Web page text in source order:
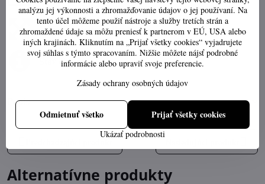
Výber správnej veľkosti
Stav objednávky
Popis
Alternatívne produkty
analýzu jej výkonnosti a zhromažďovanie údajov o jej používaní. Na
tento účel môžeme použiť nástroje a služby tretích strán a
zhromaždené údaje sa môžu preniesť k partnerom v EÚ, USA alebo
iných krajinách. Kliknutím na „Prijať všetky cookies“ vyjadrujete
svoj súhlas s týmto spracovaním. Nižšie môžete nájsť podrobné
informácie alebo upraviť svoje preferencie.
Zásady ochrany osobných údajov
Ukázať podrobnosti
Prijať všetky cookies
Odmietnuť všetko